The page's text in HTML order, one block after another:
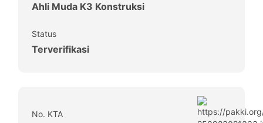
Ahli Muda K3 Konstruksi
Status
Terverifikasi
No. KTA